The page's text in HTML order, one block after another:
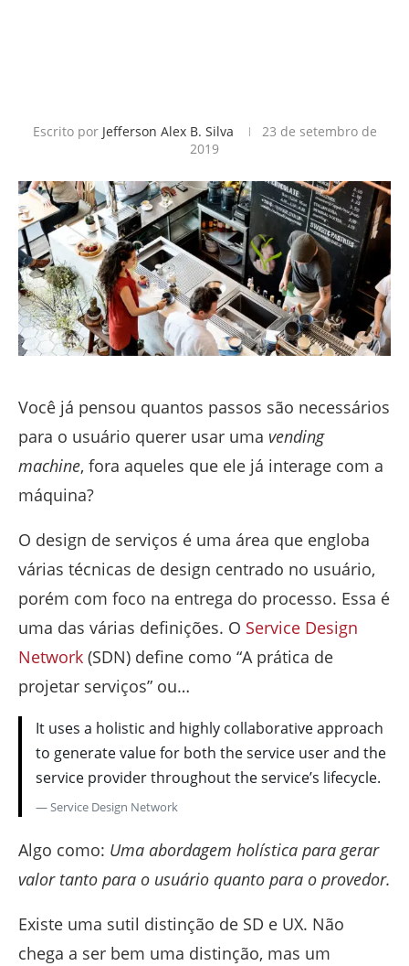
Escrito por Jefferson Alex B. Silva
23 de setembro de
2019
Você já pensou quantos passos são necessários
para o usuário querer usar uma vending
machine, fora aqueles que ele já interage com a
máquina?
O design de serviços é uma área que engloba
várias técnicas de design centrado no usuário,
porém com foco na entrega do processo. Essa é
uma das várias definições. O Service Design
Network (SDN) define como “A prática de
projetar serviços” ou…
It uses a holistic and highly collaborative approach
to generate value for both the service user and the
service provider throughout the service’s lifecycle.
— Service Design Network
Algo como: Uma abordagem holística para gerar
valor tanto para o usuário quanto para o provedor.
Existe uma sutil distinção de SD e UX. Não
chega a ser bem uma distinção, mas um